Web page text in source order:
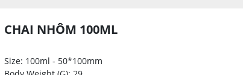
CHAI NHÔM 100ML
Size: 100ml - 50*100mm